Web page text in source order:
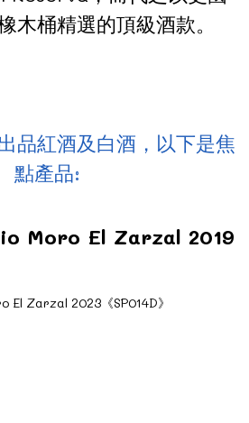
木桶精選的頂級酒款。
品紅酒及白酒，以下是焦
點產品:
Moro El Zarzal 2019